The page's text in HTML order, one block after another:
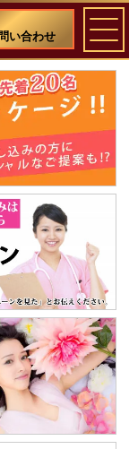
い合わせ
だわる理由
しています
ない選び方